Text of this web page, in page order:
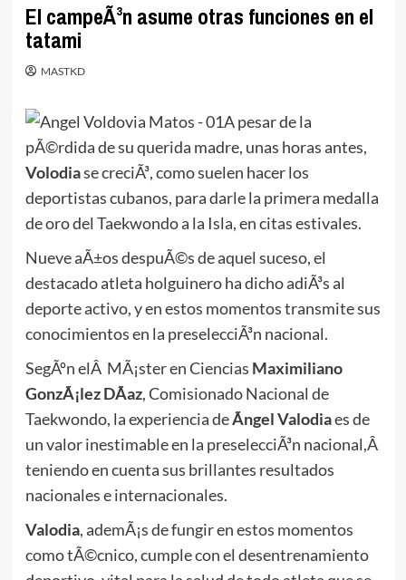
El campeÃ³n asume otras funciones en el
tatami
MASTKD
A pesar de la
pÃ©rdida de su querida madre, unas horas antes,
Volodiase creciÃ³, como suelen hacer los
deportistas cubanos, para darle la primera medalla
de oro del Taekwondo a la Isla, en citas estivales.
Nueve aÃ±os despuÃ©s de aquel suceso, el
destacado atleta holguinero ha dicho adiÃ³s al
deporte activo, y en estos momentos transmite sus
conocimientos en la preselecciÃ³n nacional.
SegÃºn elÂ MÃ¡ster en Ciencias Maximiliano
GonzÃ¡lez DÃ­az, Comisionado Nacional de
Taekwondo, la experiencia deÃngel Valodiaes de
un valor inestimable en la preselecciÃ³n nacional,Â
teniendo en cuenta sus brillantes resultados
nacionales e internacionales.
Valodia, ademÃ¡s de fungir en estos momentos
como tÃ©cnico, cumple con el desentrenamiento